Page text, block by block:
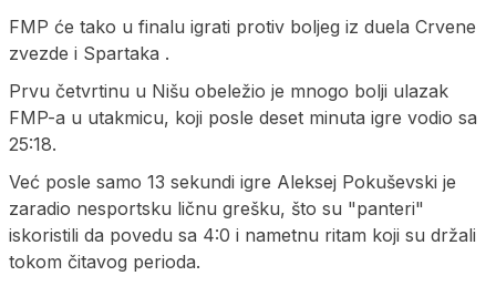
FMP će tako u finalu igrati protiv boljeg iz duela Crvene
zvezde i Spartaka .
Prvu četvrtinu u Nišu obeležio je mnogo bolji ulazak
FMP-a u utakmicu, koji posle deset minuta igre vodio sa
25:18.
Već posle samo 13 sekundi igre Aleksej Pokuševski je
zaradio nesportsku ličnu grešku, što su "panteri"
iskoristili da povedu sa 4:0 i nametnu ritam koji su držali
tokom čitavog perioda.